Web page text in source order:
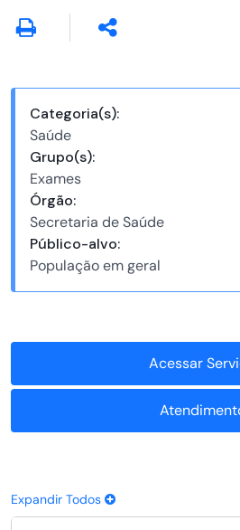
Categoria(s):
Saúde
Grupo(s):
Exames
Órgão:
Secretaria de Saúde
Público-alvo:
População em geral
Acessar
Expandir Todos